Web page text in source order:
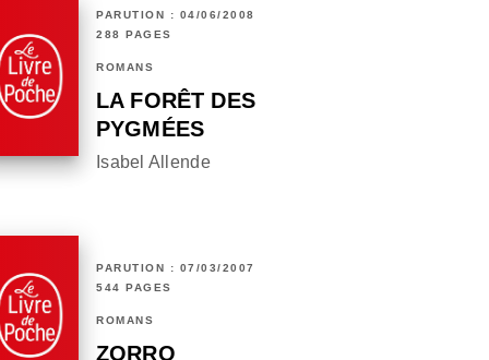
PARUTION : 04/06/2008
288 PAGES
ROMANS
LA FORÊT DES
PYGMÉES
Isabel Allende
PARUTION : 07/03/2007
544 PAGES
ROMANS
ZORRO